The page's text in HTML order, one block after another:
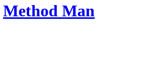
Method Man